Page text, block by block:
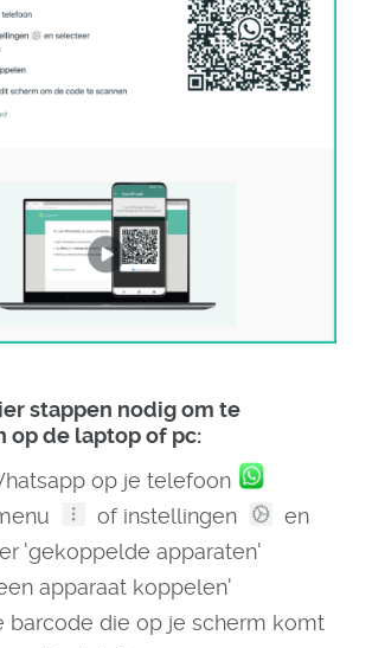
stappen nodig om te
op de laptop of pc:
op je telefoon
of instellingen
en
'gekoppelde apparaten'
apparaat koppelen'
barcode die op je scherm komt